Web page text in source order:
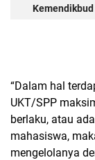
“Dalam hal
UKT/SPP
berlaku, atau
mahasiswa,
mengelolanya